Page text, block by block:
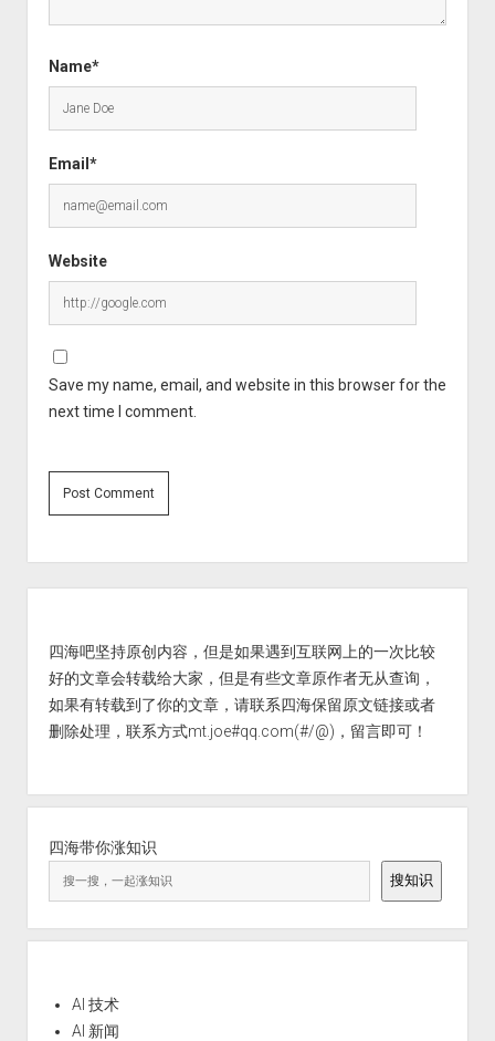
Name*
Email*
Website
Save my name, email, and website in this browser for the
next time I comment.
四海吧坚持原创内容，但是如果遇到互联网上的一次比较
好的文章会转载给大家，但是有些文章原作者无从查询，
如果有转载到了你的文章，请联系四海保留原文链接或者
删除处理，联系方式mt.joe#qq.com(#/@)，留言即可！
四海带你涨知识
搜知识
AI 技术
AI 新闻